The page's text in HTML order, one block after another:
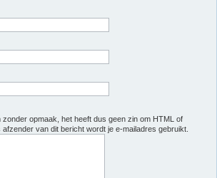
opmaak, het heeft dus geen zin om HTML of
van dit bericht wordt je e-mailadres gebruikt.